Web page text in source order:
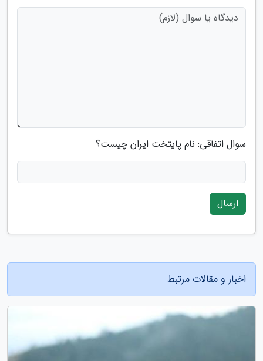
سوال اتفاقی: نام پایتخت ایران چیست؟
ارسال
اخبار و مقالات مرتبط